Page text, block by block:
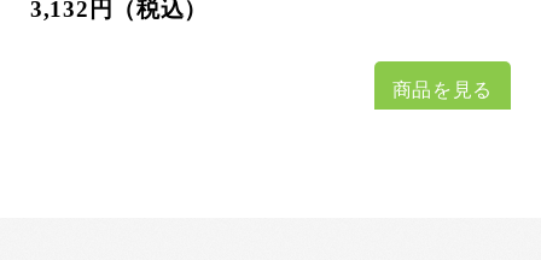
3,132円（税込）
商品を見る